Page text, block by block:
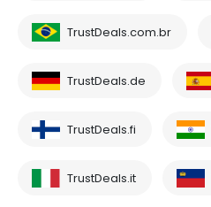
TrustDeals.com.br
TrustDeals.de
TrustDeals.fi
TrustDeals.it